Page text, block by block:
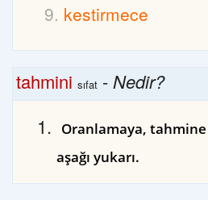
kestirmece
tahmini sıfat -Nedir?
Oranlamaya,
aşağı yukarı.